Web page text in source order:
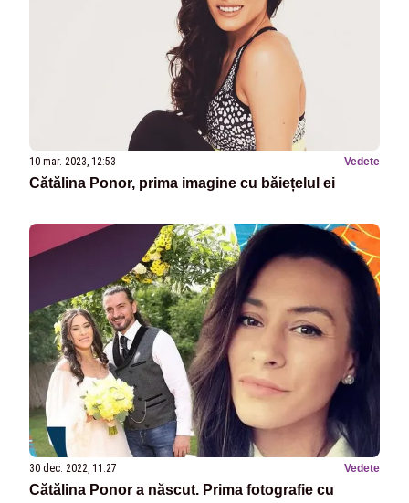
10 mar. 2023, 12:53 Vedete
Cătălina Ponor, prima imagine cu băiețelul ei
30 dec. 2022, 11:27 Vedete
Cătălina Ponor a născut. Prima fotografie cu